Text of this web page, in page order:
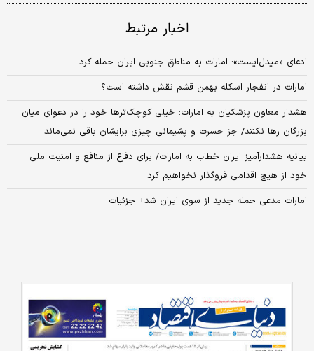
اخبار مرتبط
ادعای «میدل‌ایست»: امارات به مناطق جنوبی ایران حمله کرد
امارات در انفجار اسکله بهمن قشم نقش داشته است؟
هشدار معاون پزشکیان به امارات: خیلی کوچک‌ترها خود را در دعوای میان
بزرگان رها نکنند/ جز حسرت و پشیمانی چیزی برایشان باقی نمی‌ماند
بیانیه هشدارآمیز ایران خطاب به امارات/ برای دفاع از منافع و امنیت ملی
خود از هیچ اقدامی فروگذار نخواهیم کرد
امارات مدعی حمله جدید از سوی ایران شد+ جزئیات